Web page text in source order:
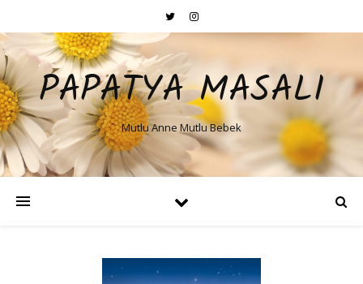
PAPATYA MASALI
Mutlu Anne Mutlu Bebek